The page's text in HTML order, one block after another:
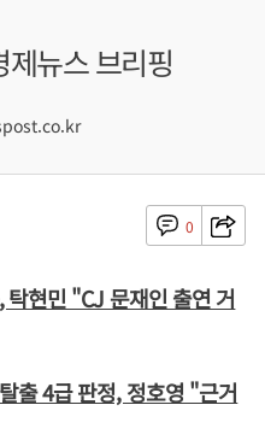
뉴스 브리핑
0
현민 "CJ 문재인 출연 거
출 4급 판정, 정호영 "근거